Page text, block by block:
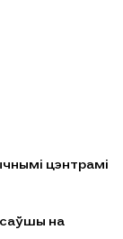
цэнтрамі
на